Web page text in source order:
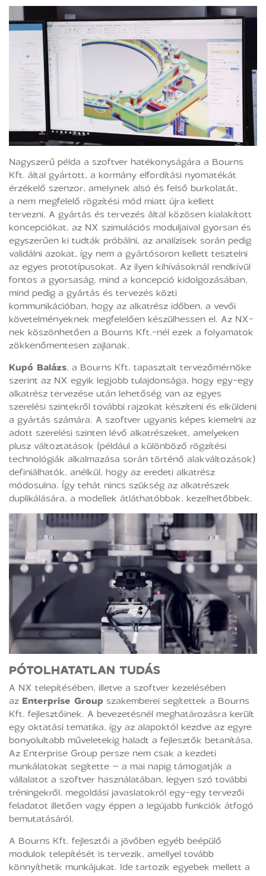
Nagyszerű példa a szoftver hatékonyságára a Bourns
Kft. által gyártott, a kormány elfordítási nyomatékát
érzékelő szenzor, amelynek alsó és felső burkolatát,
a nem megfelelő rögzítési mód miatt újra kellett
tervezni. A gyártás és tervezés által közösen kialakított
koncepciókat, az NX szimulációs moduljaival gyorsan és
egyszerűen ki tudták próbálni, az analízisek során pedig
validálni azokat, így nem a gyártósoron kellett tesztelni
az egyes prototípusokat. Az ilyen kihívásoknál rendkívül
fontos a gyorsaság, mind a koncepció kidolgozásában,
mind pedig a gyártás és tervezés közti
kommunikációban, hogy az alkatrész időben, a vevői
követelményeknek megfelelően készülhessen el. Az NX-
nek köszönhetően a Bourns Kft.-nél ezek a folyamatok
zökkenőmentesen zajlanak.
Kupó Balázs, a Bourns Kft. tapasztalt tervezőmérnöke
szerint az NX egyik legjobb tulajdonsága, hogy egy-egy
alkatrész tervezése után lehetőség van az egyes
szerelési szintekről további rajzokat készíteni és elküldeni
a gyártás számára. A szoftver ugyanis képes kiemelni az
adott szerelési szinten lévő alkatrészeket, amelyeken
plusz változtatások (például a különböző rögzítési
technológiák alkalmazása során történő alakváltozások)
definiálhatók, anélkül, hogy az eredeti alkatrész
módosulna. Így tehát nincs szükség az alkatrészek
duplikálására, a modellek átláthatóbbak, kezelhetőbbek.
PÓTOLHATATLAN TUDÁS
A NX telepítésében, illetve a szoftver kezelésében
az Enterprise Group szakemberei segítettek a Bourns
Kft. fejlesztőinek. A bevezetésnél meghatározásra került
egy oktatási tematika, így az alapoktól kezdve az egyre
bonyolultabb műveletekig haladt a fejlesztők betanítása.
Az Enterprise Group persze nem csak a kezdeti
munkálatokat segítette – a mai napig támogatják a
vállalatot a szoftver használatában, legyen szó további
tréningekről, megoldási javaslatokról egy-egy tervezői
feladatot illetően vagy éppen a legújabb funkciók átfogó
bemutatásáról.
A Bourns Kft. fejlesztői a jövőben egyéb beépülő
modulok telepítését is tervezik, amellyel tovább
könnyíthetik munkájukat. Ide tartozik egyebek mellett a